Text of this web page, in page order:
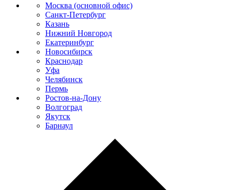
Москва (основной офис)
Санкт-Петербург
Казань
Нижний Новгород
Екатеринбург
Новосибирск
Краснодар
Уфа
Челябинск
Пермь
Ростов-на-Дону
Волгоград
Якутск
Барнаул